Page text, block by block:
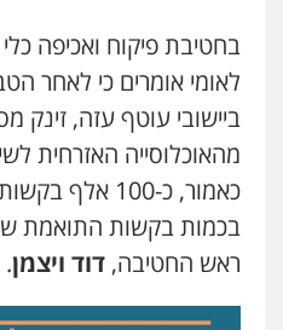
עו"ד אלון
פלילי כלכלי
0525544654
עו"ד זוהר
קטינים
בחטיבת פיקוח ואכיפה
לאומי אומרים כי לאחר
ביישובי עוטף עזה,
מהאוכלוסייה האזרחית
כאמור, כ-100
בכמות בקשות התואמת
ראש החטיבה, דוד ויצמן.